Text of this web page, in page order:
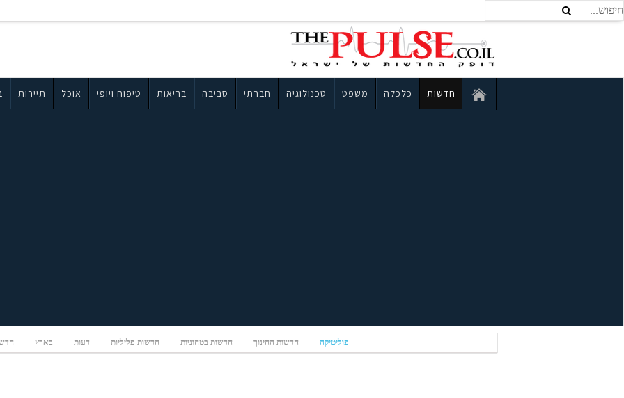
חדשות כלכלה משפט טכנולוגיה חברתי סביבה בריאות טיפוח ויופי אוכל תיירות
פוליטיקה חדשות החינוך חדשות בטחוניות חדשות פליליות דעות בארץ